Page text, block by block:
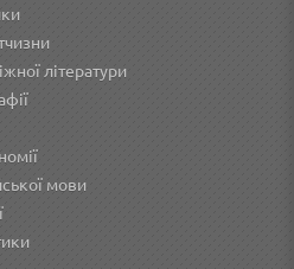
літератури
мови